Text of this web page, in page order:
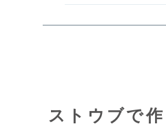
ストウブで